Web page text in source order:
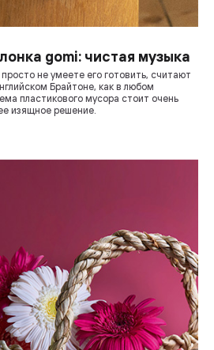
gomi: чистая музыка
не умеете его готовить, считают
Брайтоне, как в любом
пластикового мусора стоит очень
изящное решение.